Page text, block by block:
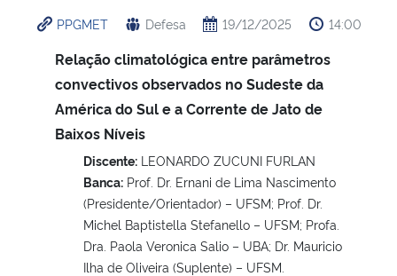
PPGMET Defesa 19/12/2025 14:00
Relação climatológica entre parâmetros
convectivos observados no Sudeste da
América do Sul e a Corrente de Jato de
Baixos Níveis
Discente: LEONARDO ZUCUNI FURLAN
Banca: Prof. Dr. Ernani de Lima Nascimento
(Presidente/Orientador) – UFSM; Prof. Dr.
Michel Baptistella Stefanello – UFSM; Profa.
Dra. Paola Veronica Salio – UBA; Dr. Mauricio
Ilha de Oliveira (Suplente) – UFSM.